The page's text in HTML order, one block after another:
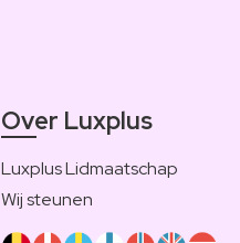
Over Luxplus
Luxplus Lidmaatschap
Wij steunen